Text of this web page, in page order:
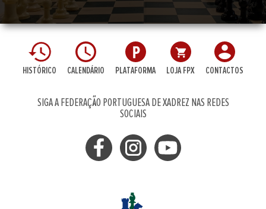
HISTÓRICO CALENDÁRIO PLATAFORMA LOJA FPX CONTACTOS
SIGA A FEDERAÇÃO PORTUGUESA DE XADREZ NAS REDES
SOCIAIS